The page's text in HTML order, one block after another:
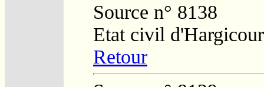
Source n° 8138
Etat civil
Retour